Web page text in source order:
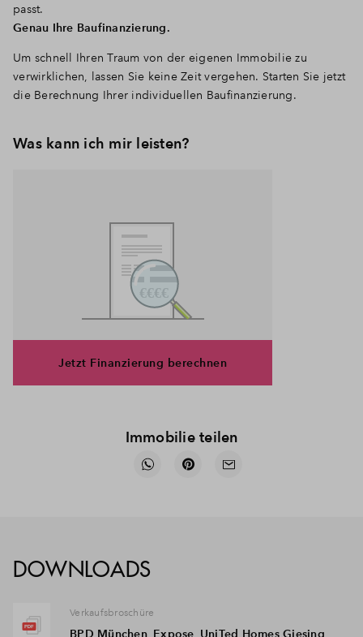
passt.
Genau Ihre Baufinanzierung.
Um schnell Ihren Traum von der eigenen Immobilie zu
verwirklichen, lassen Sie keine Zeit vergehen. Starten Sie jetzt
die Berechnung Ihrer individuellen Baufinanzierung.
Was kann ich mir leisten?
Jetzt Finanzierung berechnen
Immobilie teilen
DOWNLOADS
Verkaufsbroschüre
BPD München_Expose_UniTed Homes Giesing